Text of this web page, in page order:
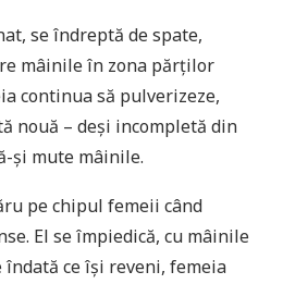
se îndreptă de spate,
mâinile în zona părților
continua să pulverizeze,
nouă – deși incompletă din
și mute mâinile.
pe chipul femeii când
El se împiedică, cu mâinile
îndată ce își reveni, femeia